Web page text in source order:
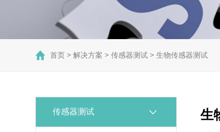
首页 > 解决方案 > 传感器测试 > 生物传感器测试
传感器测试 生